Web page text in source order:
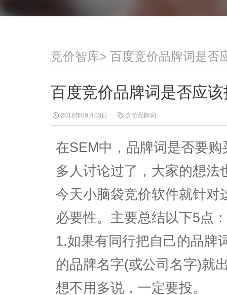
竞价智库> 百度竞价品牌词是否
百度竞价品牌词是否应
2018年09月03日 竞价品牌词
在SEM中，品牌词是否要
多人讨论过了，大家的想法
今天小脑袋竞价软件就针对
必要性。主要总结以下5点：
1.如果有同行把自己的品牌
的品牌名字(或公司名字)就
想不用多说，一定要投。